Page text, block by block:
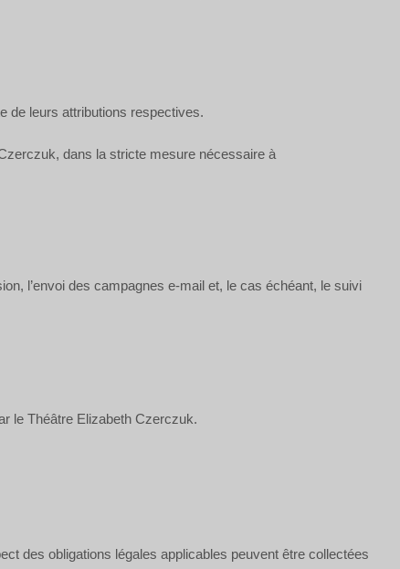
de leurs attributions respectives.
dans la stricte mesure nécessaire à
l’envoi des campagnes e-mail et, le cas échéant, le suivi
le Théâtre Elizabeth Czerczuk.
des obligations légales applicables peuvent être collectées